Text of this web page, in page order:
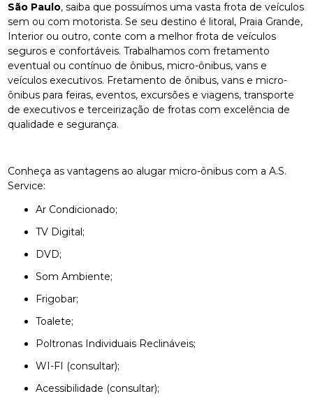
São Paulo, saiba que possuímos uma vasta frota de veículos
sem ou com motorista. Se seu destino é litoral, Praia Grande,
Interior ou outro, conte com a melhor frota de veículos
seguros e confortáveis. Trabalhamos com fretamento
eventual ou contínuo de ônibus, micro-ônibus, vans e
veículos executivos. Fretamento de ônibus, vans e micro-
ônibus para feiras, eventos, excursões e viagens, transporte
de executivos e terceirização de frotas com excelência de
qualidade e segurança.
Conheça as vantagens ao alugar micro-ônibus com a A.S.
Service:
Ar Condicionado;
TV Digital;
DVD;
Som Ambiente;
Frigobar;
Toalete;
Poltronas Individuais Reclináveis;
WI-FI (consultar);
Acessibilidade (consultar);